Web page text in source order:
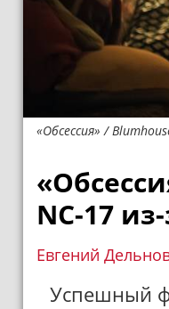
«Обсессия» /
NC-17
Евгений
Успешный